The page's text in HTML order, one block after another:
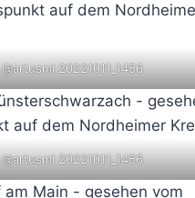
@artusmi 20221011_1456
@artusmi 20221011_1456